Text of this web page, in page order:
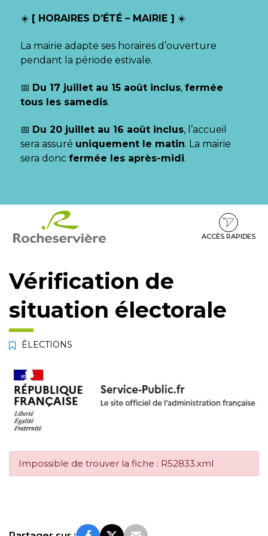
☀️ [ HORAIRES D’ÉTÉ – MAIRIE ] ☀️
La mairie adapte ses horaires d’ouverture
pendant la période estivale.
📅 Du 17 juillet au 15 août inclus, fermée
tous les samedis.
📅 Du 20 juillet au 16 août inclus, l’accueil
sera assuré uniquement le matin. La mairie
sera donc fermée les après-midi.
contenu
pied
ACCÈS RAPIDES
Vérification de
situation électorale
ÉLECTIONS
Impossible de trouver la fiche : R52833.xml